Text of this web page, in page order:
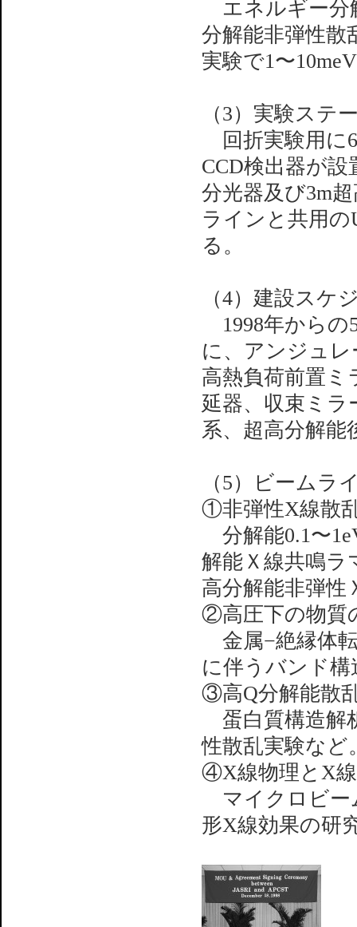
エネルギー分
分解能非弾性散
実験で1〜
（3）実験ステ
回折実験用に
CCD検出器が
分光器及び3m
ラインと共用
る。
（4）建設スケ
1998年からの
に、アンジュ
高熱負荷前置ミ
延器、収束ミラ
系、超高分解
（5）ビームラ
①非弾性X線散
分解能0.1〜
解能Ｘ線共鳴ラ
高分解能非弾性
②高圧下の物質
金属−絶縁体
に伴うバンド
③高Q分解能散
蛋白質構造解
性散乱実験など
④X線物理とX
マイクロビー
形X線効果の研